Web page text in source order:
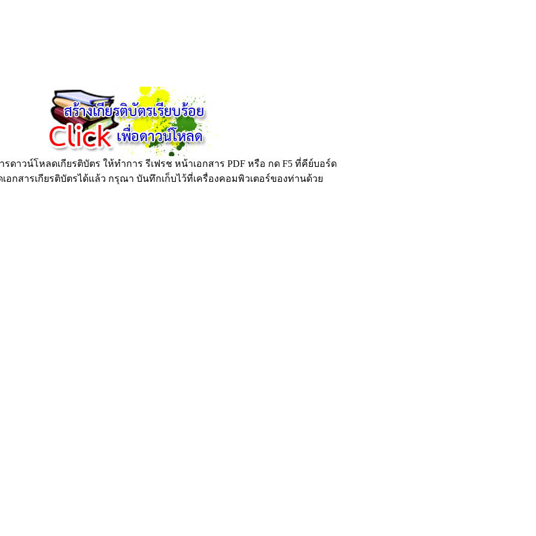
ดาวน์โหลดเกียรติบัตร ให้ทำการ รีเฟรช หน้าเอกสาร PDF หรือ กด F5 ที่คีย์บอร์ด
อกสารเกียรติบัตรได้แล้ว กรุณา บันทึกเก็บไว้ที่เครื่องคอมพิวเตอร์ของท่านด้วย